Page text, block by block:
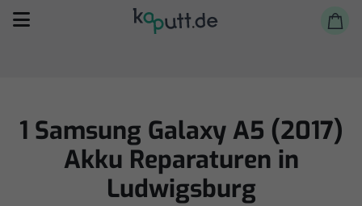
Selbst reparieren
1 Samsung Galaxy A5 (2017)
Akku Reparaturen in
Ludwigsburg